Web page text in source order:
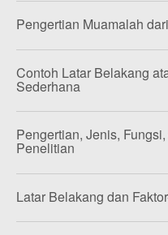
Pengertian Muamalah
Contoh Latar Belakang
Sederhana
Pengertian, Jenis,
Penelitian
Latar Belakang dan